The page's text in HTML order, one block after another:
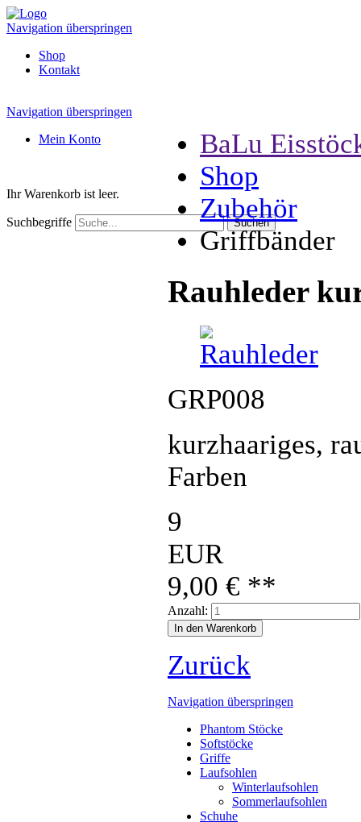
Navigation überspringen
Shop
Kontakt
Navigation überspringen
Mein Konto
Ihr Warenkorb ist leer.
Suchbegriffe
BaLu
Shop
Zubehör
Griffbänder
Rauhleder
GRP008
kurzhaariges,
Farben
9
EUR
9,00 € **
Anzahl:
Zurück
Navigation überspringen
Phantom Stöcke
Softstöcke
Griffe
Laufsohlen
Winterlaufsohlen
Sommerlaufsohlen
Schuhe